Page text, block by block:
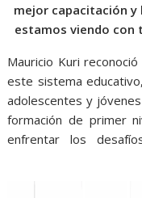
mejor capacitación y
estamos viendo con
Mauricio Kuri
este sistema
adolescentes y
formación de primer
enfrentar los